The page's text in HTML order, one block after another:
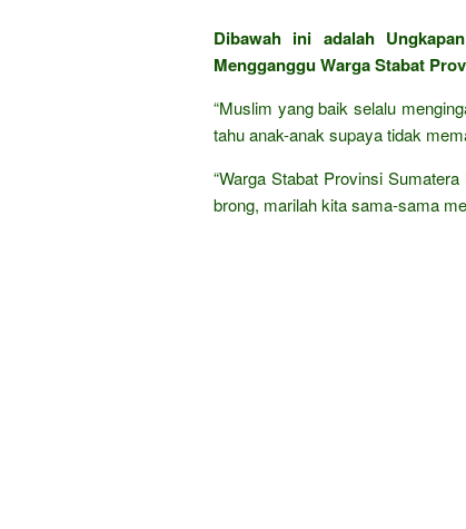
Dibawah ini adalah
Mengganggu Warga Stabat
“Muslim yang baik selalu
tahu anak-anak supaya tidak
“Warga Stabat Provinsi
brong, marilah kita sama-sama